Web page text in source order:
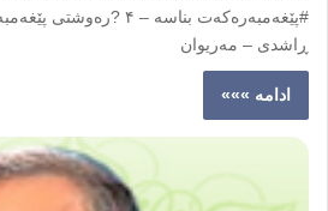
#پێغەمبەرەکەت بناسە – ۴
ڕاشدی – مەریوان
ادامه »»»